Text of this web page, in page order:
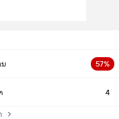
ນ 57%
4